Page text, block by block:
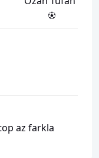
az farkla